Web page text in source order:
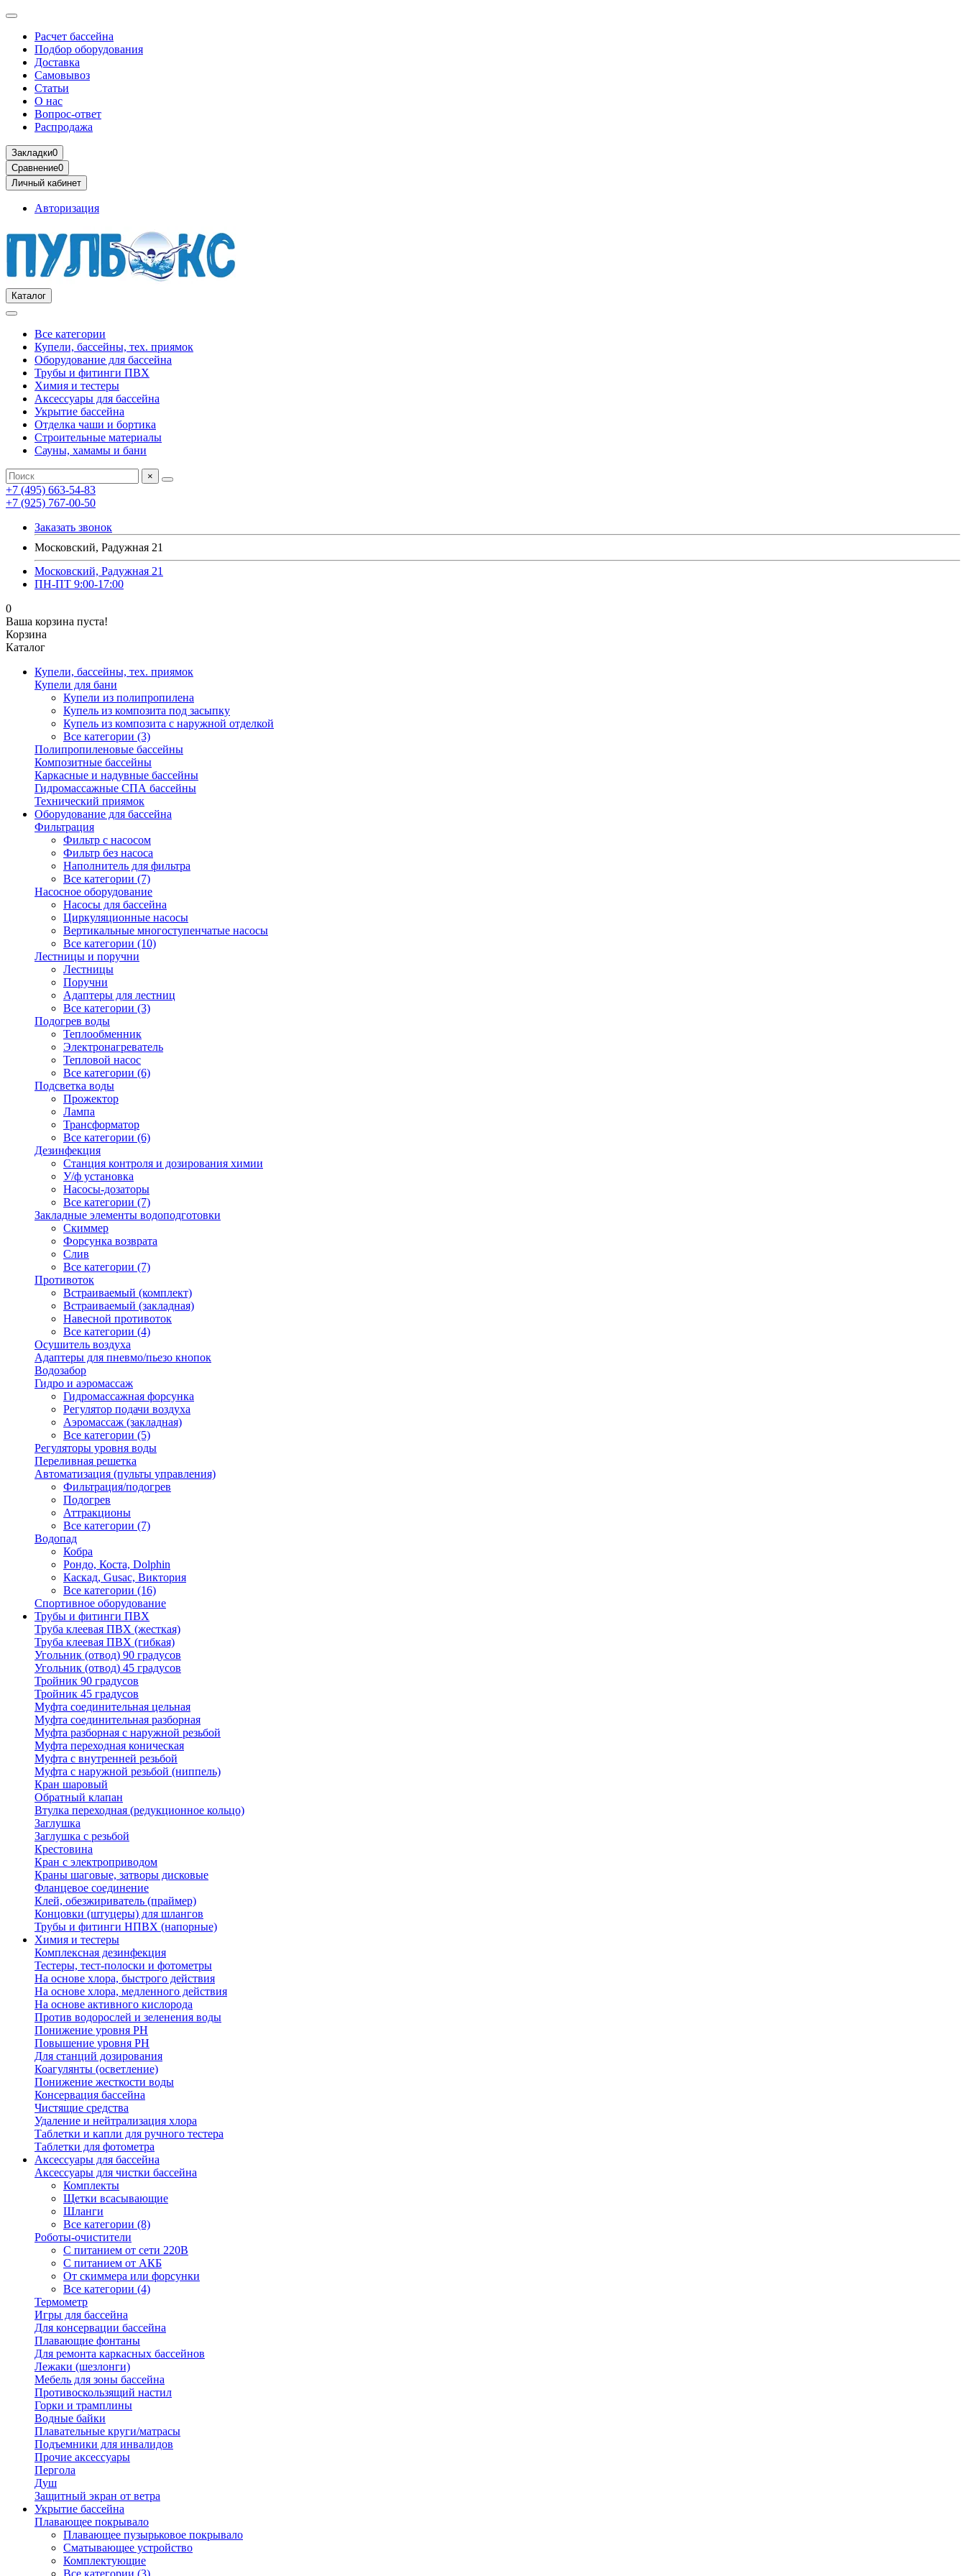
Расчет бассейна
Подбор оборудования
Доставка
Самовывоз
Статьи
О нас
Вопрос-ответ
Распродажа
Закладки0
Сравнение0
Личный кабинет
Авторизация
Каталог
Все категории
Купели, бассейны, тех. приямок
Оборудование для бассейна
Трубы и фитинги ПВХ
Химия и тестеры
Аксессуары для бассейна
Укрытие бассейна
Отделка чаши и бортика
Строительные материалы
Сауны, хамамы и бани
×
+7 (495) 663-54-83
+7 (925) 767-00-50
Заказать звонок
Московский, Радужная 21
Московский, Радужная 21
ПН-ПТ 9:00-17:00
0
Ваша корзина пуста!
Корзина
Каталог
Купели, бассейны, тех. приямок
Купели для бани
Купели из полипропилена
Купель из композита под засыпку
Купель из композита с наружной отделкой
Все категории (3)
Полипропиленовые бассейны
Композитные бассейны
Каркасные и надувные бассейны
Гидромассажные СПА бассейны
Технический приямок
Оборудование для бассейна
Фильтрация
Фильтр с насосом
Фильтр без насоса
Наполнитель для фильтра
Все категории (7)
Насосное оборудование
Насосы для бассейна
Циркуляционные насосы
Вертикальные многоступенчатые насосы
Все категории (10)
Лестницы и поручни
Лестницы
Поручни
Адаптеры для лестниц
Все категории (3)
Подогрев воды
Теплообменник
Электронагреватель
Тепловой насос
Все категории (6)
Подсветка воды
Прожектор
Лампа
Трансформатор
Все категории (6)
Дезинфекция
Станция контроля и дозирования химии
У/ф установка
Насосы-дозаторы
Все категории (7)
Закладные элементы водоподготовки
Скиммер
Форсунка возврата
Слив
Все категории (7)
Противоток
Встраиваемый (комплект)
Встраиваемый (закладная)
Навесной противоток
Все категории (4)
Осушитель воздуха
Адаптеры для пневмо/пьезо кнопок
Водозабор
Гидро и аэромассаж
Гидромассажная форсунка
Регулятор подачи воздуха
Аэромассаж (закладная)
Все категории (5)
Регуляторы уровня воды
Переливная решетка
Автоматизация (пульты управления)
Фильтрация/подогрев
Подогрев
Аттракционы
Все категории (7)
Водопад
Кобра
Рондо, Коста, Dolphin
Каскад, Gusac, Виктория
Все категории (16)
Спортивное оборудование
Трубы и фитинги ПВХ
Труба клеевая ПВХ (жесткая)
Труба клеевая ПВХ (гибкая)
Угольник (отвод) 90 градусов
Угольник (отвод) 45 градусов
Тройник 90 градусов
Тройник 45 градусов
Муфта соединительная цельная
Муфта соединительная разборная
Муфта разборная с наружной резьбой
Муфта переходная коническая
Муфта с внутренней резьбой
Муфта с наружной резьбой (ниппель)
Кран шаровый
Обратный клапан
Втулка переходная (редукционное кольцо)
Заглушка
Заглушка с резьбой
Крестовина
Кран с электроприводом
Краны шаговые, затворы дисковые
Фланцевое соединение
Клей, обезжириватель (праймер)
Концовки (штуцеры) для шлангов
Трубы и фитинги НПВХ (напорные)
Химия и тестеры
Комплексная дезинфекция
Тестеры, тест-полоски и фотометры
На основе хлора, быстрого действия
На основе хлора, медленного действия
На основе активного кислорода
Против водорослей и зеленения воды
Понижение уровня РН
Повышение уровня РН
Для станций дозирования
Коагулянты (осветление)
Понижение жесткости воды
Консервация бассейна
Чистящие средства
Удаление и нейтрализация хлора
Таблетки и капли для ручного тестера
Таблетки для фотометра
Аксессуары для бассейна
Аксессуары для чистки бассейна
Комплекты
Щетки всасывающие
Шланги
Все категории (8)
Роботы-очистители
С питанием от сети 220В
С питанием от АКБ
От скиммера или форсунки
Все категории (4)
Термометр
Игры для бассейна
Для консервации бассейна
Плавающие фонтаны
Для ремонта каркасных бассейнов
Лежаки (шезлонги)
Мебель для зоны бассейна
Противоскользящий настил
Горки и трамплины
Водные байки
Плавательные круги/матрасы
Подъемники для инвалидов
Прочие аксессуары
Пергола
Душ
Защитный экран от ветра
Укрытие бассейна
Плавающее покрывало
Плавающее пузырьковое покрывало
Сматывающее устройство
Комплектующие
Все категории (3)